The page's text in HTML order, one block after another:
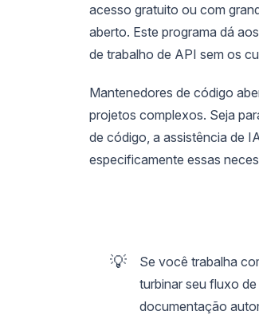
acesso gratuito ou com
aberto. Este programa dá
de trabalho de API sem os
Mantenedores de código
projetos complexos. Seja
de código, a assistência de
especificamente essas
💡
Se você trabalha
turbinar seu fluxo
documentação